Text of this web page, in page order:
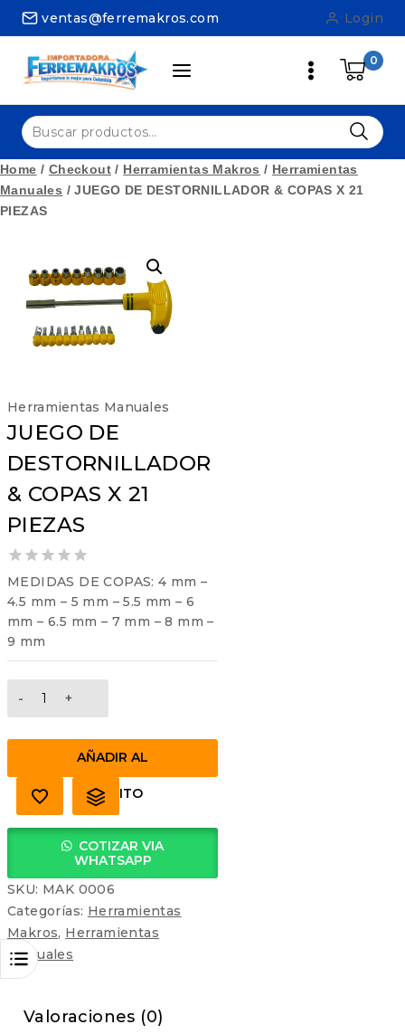
Skip
ventas@ferremakros.com Login
0
Buscar
por:
Home / Checkout / Herramientas Makros / Herramientas
Manuales / JUEGO DE DESTORNILLADOR & COPAS X 21
PIEZAS
Herramientas Manuales
JUEGO DE
DESTORNILLADOR
& COPAS X 21
PIEZAS
0
out
of
5
MEDIDAS DE COPAS: 4 mm –
4.5 mm – 5 mm – 5.5 mm – 6
mm – 6.5 mm – 7 mm – 8 mm –
9 mm
JUEGO
X
21
PIEZAS
cantidad
AÑADIR AL
CARRITO
COTIZAR VIA
WHATSAPP
SKU: MAK 0006
Categorías: Herramientas
Makros, Herramientas
Manuales
Valoraciones (0)